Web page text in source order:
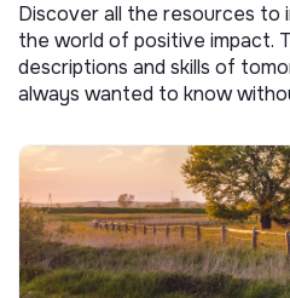
Discover all the resources to
the world of positive impact.
descriptions and skills of
always wanted to know